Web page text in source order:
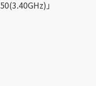
」